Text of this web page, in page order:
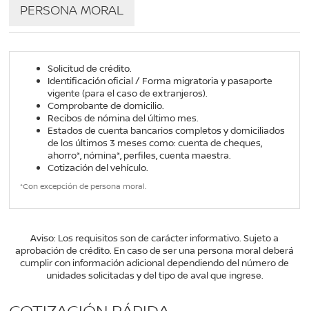
PERSONA MORAL
Solicitud de crédito.
Identificación oficial / Forma migratoria y pasaporte
vigente (para el caso de extranjeros).
Comprobante de domicilio.
Recibos de nómina del último mes.
Estados de cuenta bancarios completos y domiciliados
de los últimos 3 meses como: cuenta de cheques,
ahorro*, nómina*, perfiles, cuenta maestra.
Cotización del vehículo.
*Con excepción de persona moral.
Aviso: Los requisitos son de carácter informativo. Sujeto a
aprobación de crédito. En caso de ser una persona moral deberá
cumplir con información adicional dependiendo del número de
unidades solicitadas y del tipo de aval que ingrese.